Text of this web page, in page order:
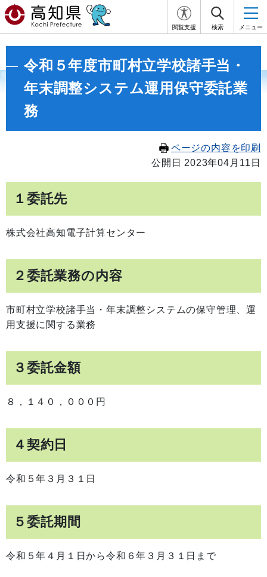
閲覧支援 検索 メニュー
令和５年度市町村立学校諸手当・
年末調整システム運用保守委託業
務
ページの内容を印刷
公開日 2023年04月11日
１委託先
株式会社高知電子計算センター
２委託業務の内容
市町村立学校諸手当・年末調整システムの保守管理、運
用支援に関する業務
３委託金額
８，１４０，０００円
４契約日
令和５年３月３１日
５委託期間
令和５年４月１日から令和６年３月３１日まで